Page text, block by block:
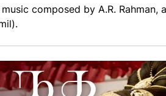
composed by A.R. Rahman,